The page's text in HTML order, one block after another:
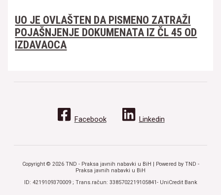
UO JE OVLAŠTEN DA PISMENO ZATRAŽI
POJAŠNJENJE DOKUMENATA IZ ČL 45 OD
IZDAVAOCA
Facebook Linkedin
Copyright © 2026 TND - Praksa javnih nabavki u BiH | Powered by TND -
Praksa javnih nabavki u BiH
ID: 4219109370009 ; Trans.račun: 3385702219105841- UniCredit Bank